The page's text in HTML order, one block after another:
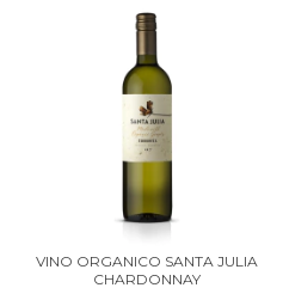
VINO ORGANICO SANTA JULIA
CHARDONNAY